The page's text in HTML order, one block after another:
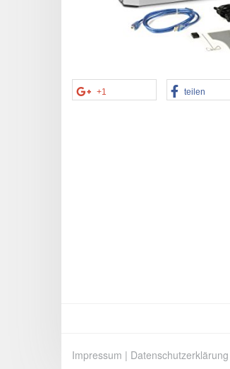
+1 teilen
Impressum | Datenschutzerklärung